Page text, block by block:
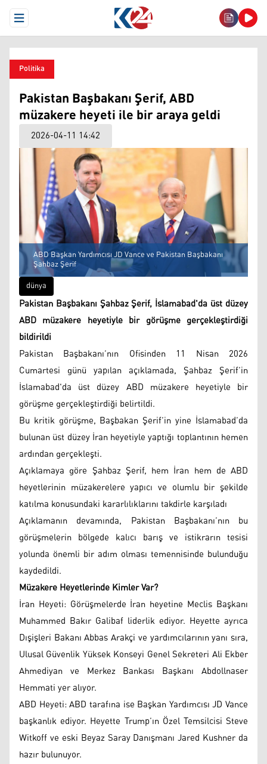
Open Menu
Politika
Pakistan Başbakanı Şerif, ABD
müzakere heyeti ile bir araya geldi
2026-04-11 14:42
ABD Başkan Yardımcısı JD Vance ve Pakistan Başbakanı
Şahbaz Şerif
dünya
Pakistan Başbakanı Şahbaz Şerif, İslamabad'da üst düzey
ABD müzakere heyetiyle bir görüşme gerçekleştirdiği
bildirildi
Pakistan Başbakanı’nın Ofisinden 11 Nisan 2026
Cumartesi günü yapılan açıklamada, Şahbaz Şerif’in
İslamabad'da üst düzey ABD müzakere heyetiyle bir
görüşme gerçekleştirdiği belirtildi.
Bu kritik görüşme, Başbakan Şerif’in yine İslamabad’da
bulunan üst düzey İran heyetiyle yaptığı toplantının hemen
ardından gerçekleşti.
Açıklamaya göre Şahbaz Şerif, hem İran hem de ABD
heyetlerinin müzakerelere yapıcı ve olumlu bir şekilde
katılma konusundaki kararlılıklarını takdirle karşıladı
Açıklamanın devamında, Pakistan Başbakanı’nın bu
görüşmelerin bölgede kalıcı barış ve istikrarın tesisi
yolunda önemli bir adım olması temennisinde bulunduğu
kaydedildi.
Müzakere Heyetlerinde Kimler Var?
İran Heyeti: Görüşmelerde İran heyetine Meclis Başkanı
Muhammed Bakır Galibaf liderlik ediyor. Heyette ayrıca
Dışişleri Bakanı Abbas Arakçi ve yardımcılarının yanı sıra,
Ulusal Güvenlik Yüksek Konseyi Genel Sekreteri Ali Ekber
Ahmediyan ve Merkez Bankası Başkanı Abdollnaser
Hemmati yer alıyor.
ABD Heyeti: ABD tarafına ise Başkan Yardımcısı JD Vance
başkanlık ediyor. Heyette Trump’ın Özel Temsilcisi Steve
Witkoff ve eski Beyaz Saray Danışmanı Jared Kushner da
hazır bulunuyor.